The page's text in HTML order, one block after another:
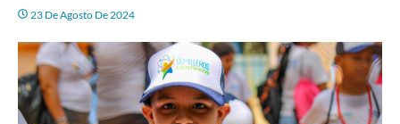
23 De Agosto De 2024